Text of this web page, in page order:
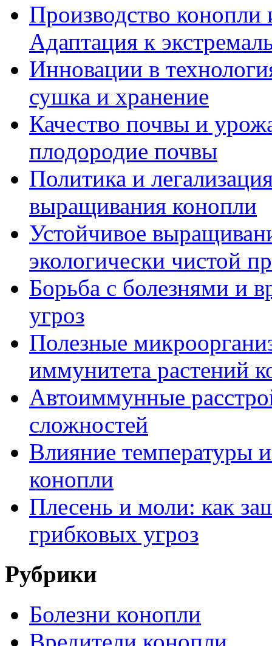
Производство конопли
Адаптация к
Инновации в
сушка и хранение
Качество почвы и
плодородие почвы
Политика и
выращивания конопли
Устойчивое
экологически чистой
Борьба с болезнями и
угроз
Полезные
иммунитета растений
Автоиммунные
сложностей
Влияние температуры
конопли
Плесень и моли: как
грибковых угроз
Рубрики
Болезни конопли